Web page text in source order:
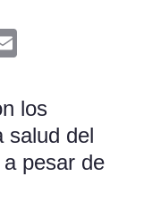
los
salud del
pesar de